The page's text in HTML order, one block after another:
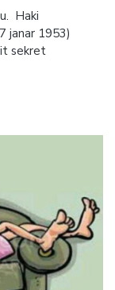
Haki
janar 1953)
sekret